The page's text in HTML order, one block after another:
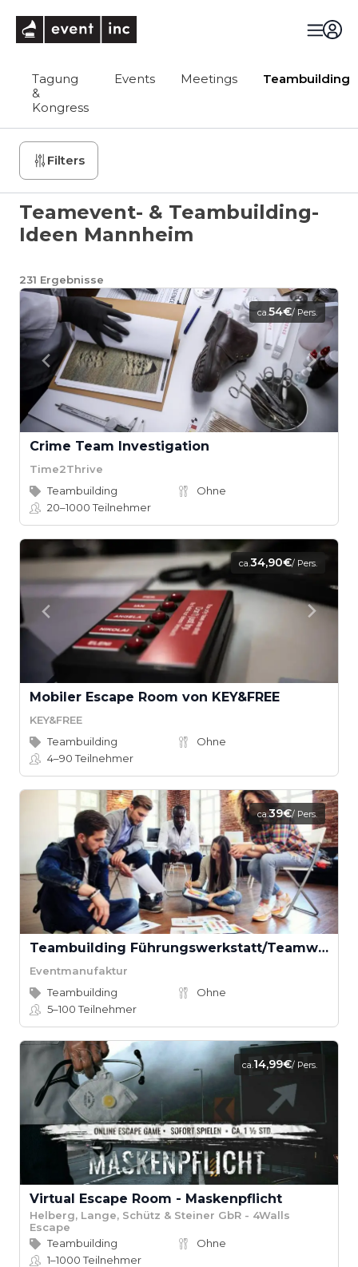
Tagung
&
Kongress
Events Meetings Teambuilding
Filters
Teamevent- & Teambuilding-
Ideen Mannheim
231 Ergebnisse
ca.54€/ Pers.
Crime Team Investigation
Time2Thrive
Teambuilding
Ohne
20–1000Teilnehmer
ca.34,90€/ Pers.
Mobiler Escape Room von KEY&FREE
KEY&FREE
Teambuilding
Ohne
4–90Teilnehmer
ca.39€/ Pers.
Teambuilding Führungswerkstatt/Teamwerkstatt
Eventmanufaktur
Teambuilding
Ohne
5–100Teilnehmer
ca.14,99€/ Pers.
Virtual Escape Room - Maskenpflicht
Helberg, Lange, Schütz & Steiner GbR - 4Walls
Escape
Teambuilding
Ohne
1–1000Teilnehmer